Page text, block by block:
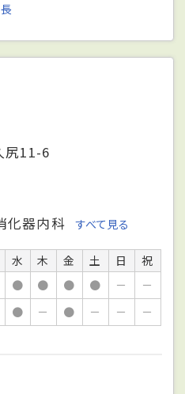
尻11-6
化器内科 すべて見る
水 木 金 土 日
祝
● ● ● ● －
－
● － ● － － －